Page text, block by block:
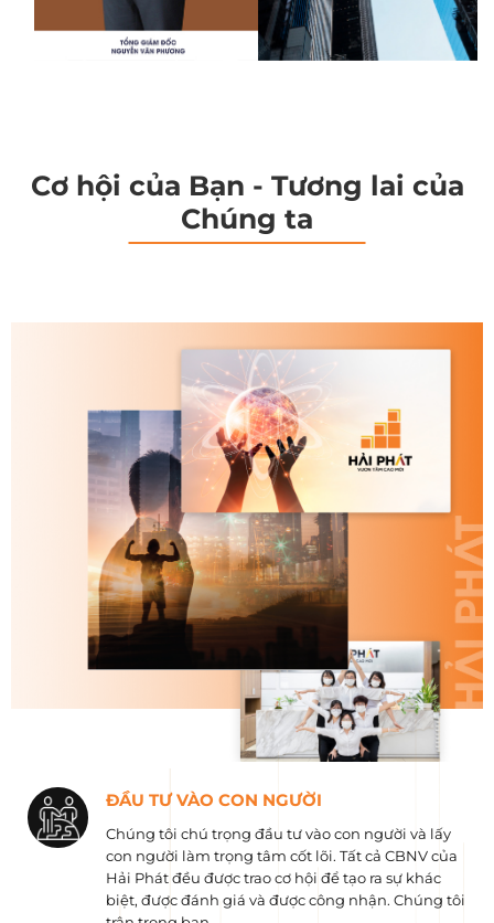
Cơ hội của Bạn - Tương lai của
Chúng ta
ĐẦU TƯ VÀO CON NGƯỜI
Chúng tôi chú trọng đầu tư vào con người và lấy
con người làm trọng tâm cốt lõi. Tất cả CBNV của
Hải Phát đều được trao cơ hội để tạo ra sự khác
biệt, được đánh giá và được công nhận. Chúng tôi